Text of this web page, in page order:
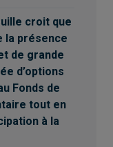
croit que
la présence
de grande
d’options
Fonds de
tout en
à la